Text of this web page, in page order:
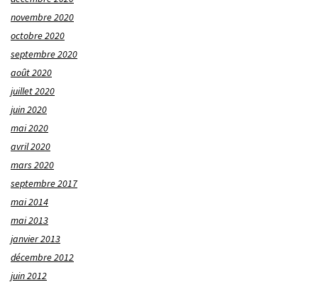
novembre 2020
octobre 2020
septembre 2020
août 2020
juillet 2020
juin 2020
mai 2020
avril 2020
mars 2020
septembre 2017
mai 2014
mai 2013
janvier 2013
décembre 2012
juin 2012